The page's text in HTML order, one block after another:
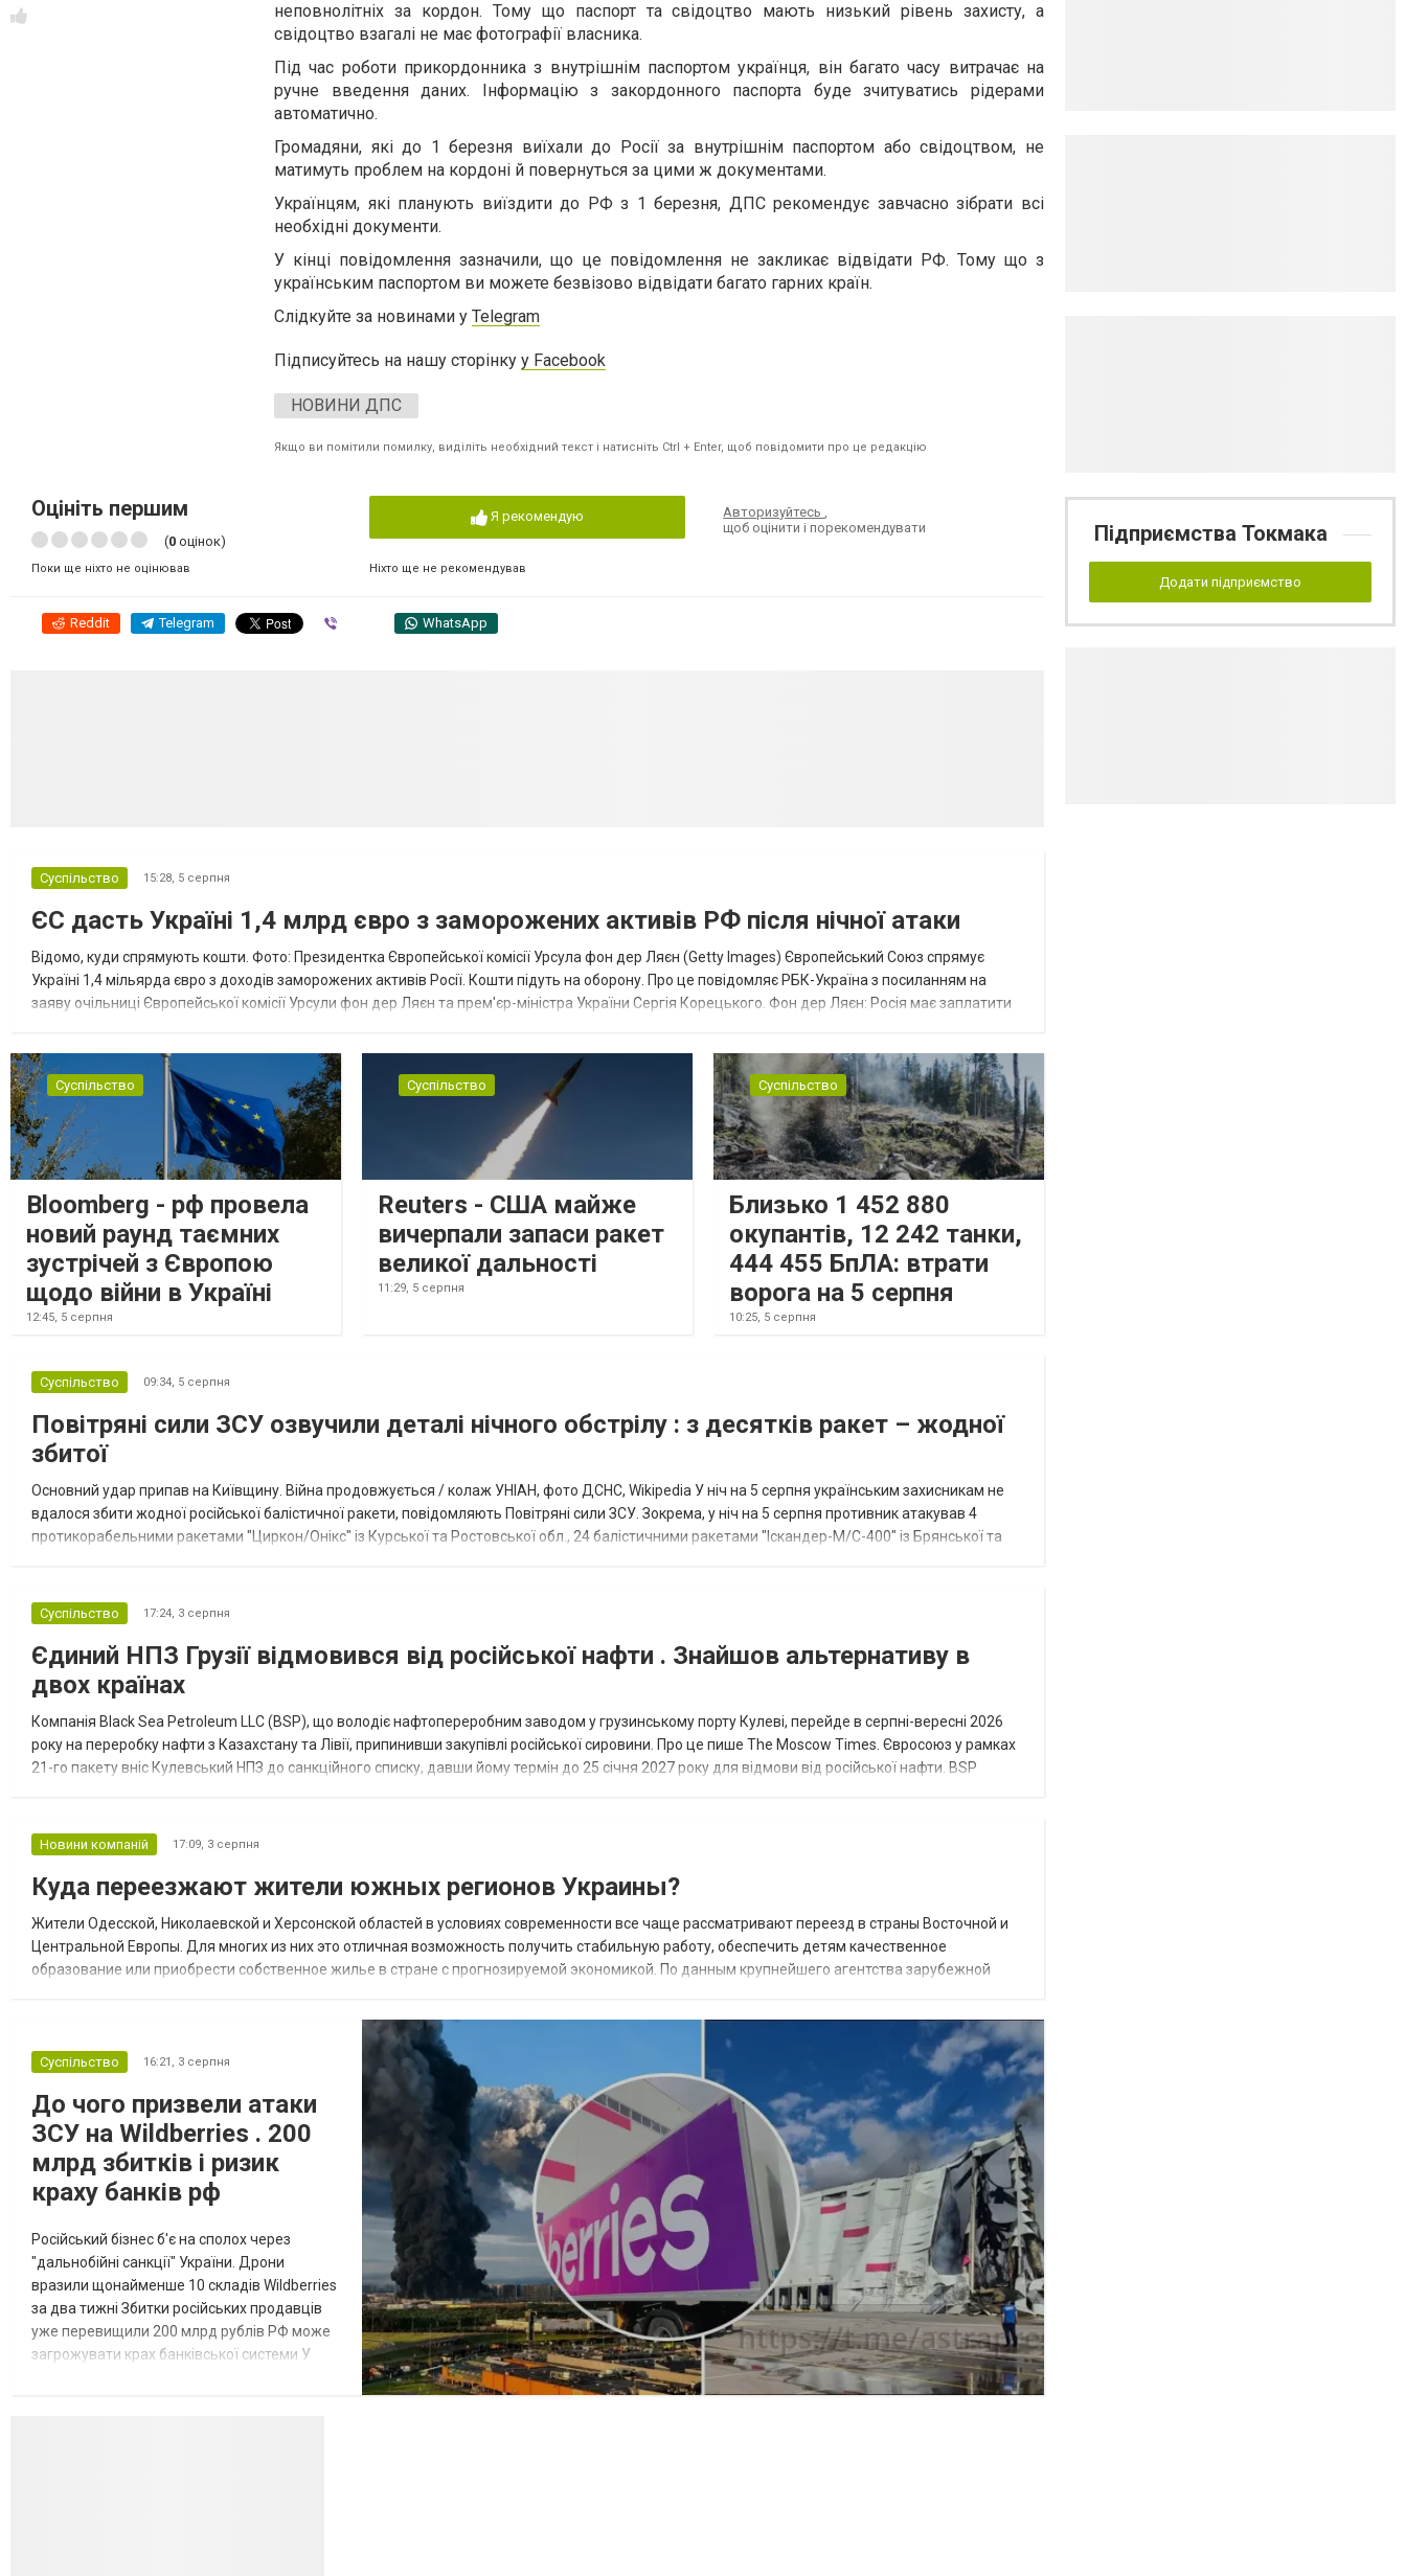
неповнолітніх за кордон. Тому що паспорт та свідоцтво мають низький рівень захисту, а
свідоцтво взагалі не має фотографії власника.
Під час роботи прикордонника з внутрішнім паспортом українця, він багато часу витрачає на
ручне введення даних. Інформацію з закордонного паспорта буде зчитуватись рідерами
автоматично.
Громадяни, які до 1 березня виїхали до Росії за внутрішнім паспортом або свідоцтвом, не
матимуть проблем на кордоні й повернуться за цими ж документами.
Українцям, які планують виїздити до РФ з 1 березня, ДПС рекомендує завчасно зібрати всі
необхідні документи.
У кінці повідомлення зазначили, що це повідомлення не закликає відвідати РФ. Тому що з
українським паспортом ви можете безвізово відвідати багато гарних країн.
Слідкуйте за новинами у Telegram
Підписуйтесь на нашу сторінку у Facebook
НОВИНИ ДПС
Якщо ви помітили помилку, виділіть необхідний текст і натисніть Ctrl + Enter, щоб повідомити про це редакцію
Оцініть першим
(0 оцінок)
Поки ще ніхто не оцінював
Я рекомендую
Ніхто ще не рекомендував
Авторизуйтесь,
щоб оцінити і порекомендувати
Reddit Telegram WhatsApp
Суспільство 15:28, 5 серпня
ЄС дасть Україні 1,4 млрд євро з заморожених активів РФ після нічної атаки
Відомо, куди спрямують кошти. Фото: Президентка Європейської комісії Урсула фон дер Ляєн (Getty Images) Європейський Союз спрямує
Україні 1,4 мільярда євро з доходів заморожених активів Росії. Кошти підуть на оборону. Про це повідомляє РБК-Україна з посиланням на
заяву очільниці Європейської комісії Урсули фон дер Ляєн та прем'єр-міністра України Сергія Корецького. Фон дер Ляєн: Росія має заплатити
Суспільство
Bloomberg - рф провела
новий раунд таємних
зустрічей з Європою
щодо війни в Україні
12:45, 5 серпня
Суспільство
Reuters - США майже
вичерпали запаси ракет
великої дальності
11:29, 5 серпня
Суспільство
Близько 1 452 880
окупантів, 12 242 танки,
444 455 БпЛА: втрати
ворога на 5 серпня
10:25, 5 серпня
Суспільство 09:34, 5 серпня
Повітряні сили ЗСУ озвучили деталі нічного обстрілу : з десятків ракет – жодної
збитої
Основний удар припав на Київщину. Війна продовжується / колаж УНІАН, фото ДСНС, Wikipedia У ніч на 5 серпня українським захисникам не
вдалося збити жодної російської балістичної ракети, повідомляють Повітряні сили ЗСУ. Зокрема, у ніч на 5 серпня противник атакував 4
протикорабельними ракетами "Циркон/Онікс" із Курської та Ростовської обл., 24 балістичними ракетами "Іскандер-М/С-400" із Брянської та
Суспільство 17:24, 3 серпня
Єдиний НПЗ Грузії відмовився від російської нафти . Знайшов альтернативу в
двох країнах
Компанія Black Sea Petroleum LLC (BSP), що володіє нафтопереробним заводом у грузинському порту Кулеві, перейде в серпні-вересні 2026
року на переробку нафти з Казахстану та Лівії, припинивши закупівлі російської сировини. Про це пише The Moscow Times. Євросоюз у рамках
21-го пакету вніс Кулевський НПЗ до санкційного списку, давши йому термін до 25 січня 2027 року для відмови від російської нафти. BSP
Новини компаній 17:09, 3 серпня
Куда переезжают жители южных регионов Украины?
Жители Одесской, Николаевской и Херсонской областей в условиях современности все чаще рассматривают переезд в страны Восточной и
Центральной Европы. Для многих из них это отличная возможность получить стабильную работу, обеспечить детям качественное
образование или приобрести собственное жилье в стране с прогнозируемой экономикой. По данным крупнейшего агентства зарубежной
Суспільство 16:21, 3 серпня
До чого призвели атаки
ЗСУ на Wildberries . 200
млрд збитків і ризик
краху банків рф
Російський бізнес б'є на сполох через
"дальнобійні санкції" України. Дрони
вразили щонайменше 10 складів Wildberries
за два тижні Збитки російських продавців
уже перевищили 200 млрд рублів РФ може
загрожувати крах банківської системи У
Підприємства Токмака
Додати підприємство